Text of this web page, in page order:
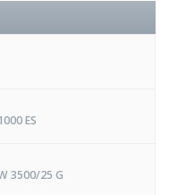
ES
3500/25 G